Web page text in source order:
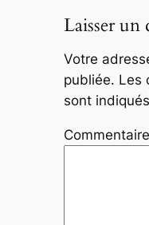
Laisser un
Votre
publiée. Les
sont
Commentaire